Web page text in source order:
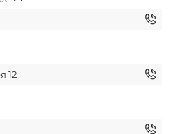
12